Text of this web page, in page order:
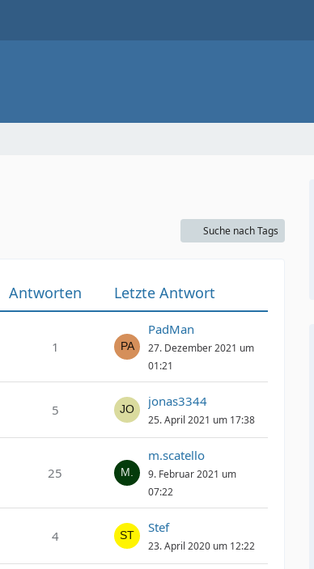
Suche nach Tags
Antworten Letzte Antwort
1
PadMan
27. Dezember 2021 um
01:21
5
jonas3344
25. April 2021 um 17:38
25
m.scatello
9. Februar 2021 um
07:22
4
Stef
23. April 2020 um 12:22